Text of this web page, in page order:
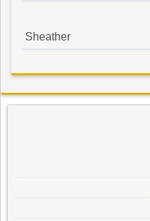
Sheather